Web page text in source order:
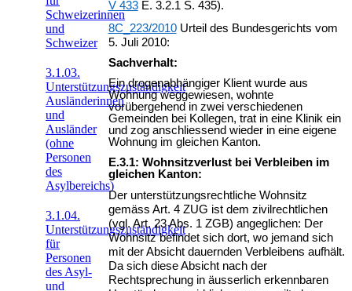
Schweizerinnen
und
Schweizer
3.1.03.
Unterstützungszuständigkeit
Ausländerinnen
und
Ausländer
(ohne
Personen
des
Asylbereichs)
3.1.04.
Unterstützungszuständigkeit
für
Personen
des Asyl-
und
V 433E. 3.2.1 S. 435).
8C_223/2010Urteil des Bundesgerichts vom
5. Juli 2010:
Sachverhalt:
Ein drogenabhängiger Klient wurde aus
Wohnung weggewiesen, wohnte
vorübergehend in zwei verschiedenen
Gemeinden bei Kollegen, trat in eine Klinik ein
und zog anschliessend wieder in eine eigene
Wohnung im gleichen Kanton.
E.3.1: Wohnsitzverlust bei Verbleiben im
gleichen Kanton:
Der unterstützungsrechtliche Wohnsitz
gemäss Art. 4 ZUG ist dem zivilrechtlichen
(vgl. Art. 23 Abs. 1 ZGB) angeglichen: Der
Wohnsitz befindet sich dort, wo jemand sich
mit der Absicht dauernden Verbleibens aufhält.
Da sich diese Absicht nach der
Rechtsprechung in äusserlich erkennbaren